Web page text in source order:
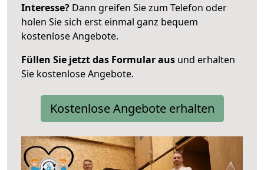
Interesse? Dann greifen Sie zum Telefon oder
holen Sie sich erst einmal ganz bequem
kostenlose Angebote.
Füllen Sie jetzt das Formular aus und erhalten
Sie kostenlose Angebote.
Kostenlose Angebote erhalten